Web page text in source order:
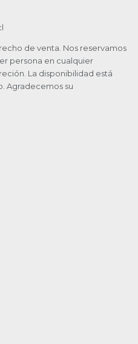
de venta. Nos reservamos
persona en cualquier
La disponibilidad está
Agradecemos su